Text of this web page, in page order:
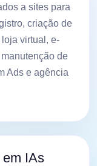
a sites para
criação de
virtual, e-
de
Ads e agência
IAs